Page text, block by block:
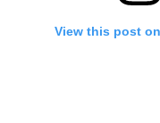
View this post